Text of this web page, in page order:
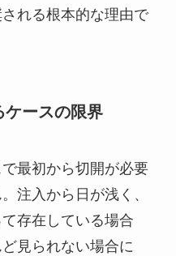
れる根本的な理由で
ケースの限界
最初から切開が必要
注入から日が浅く、
存在している場合
見られない場合に